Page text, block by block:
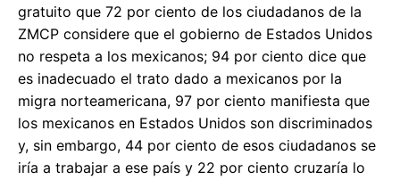
gratuito que 72 por ciento de los ciudadanos de la
ZMCP considere que el gobierno de Estados Unidos
no respeta a los mexicanos; 94 por ciento dice que
es inadecuado el trato dado a mexicanos por la
migra norteamericana, 97 por ciento manifiesta que
los mexicanos en Estados Unidos son discriminados
y, sin embargo, 44 por ciento de esos ciudadanos se
iría a trabajar a ese país y 22 por ciento cruzaría lo